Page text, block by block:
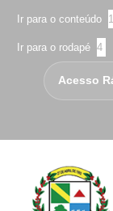
Ir para o conteúdo 1
Ir para o rodapé 4
Acesso